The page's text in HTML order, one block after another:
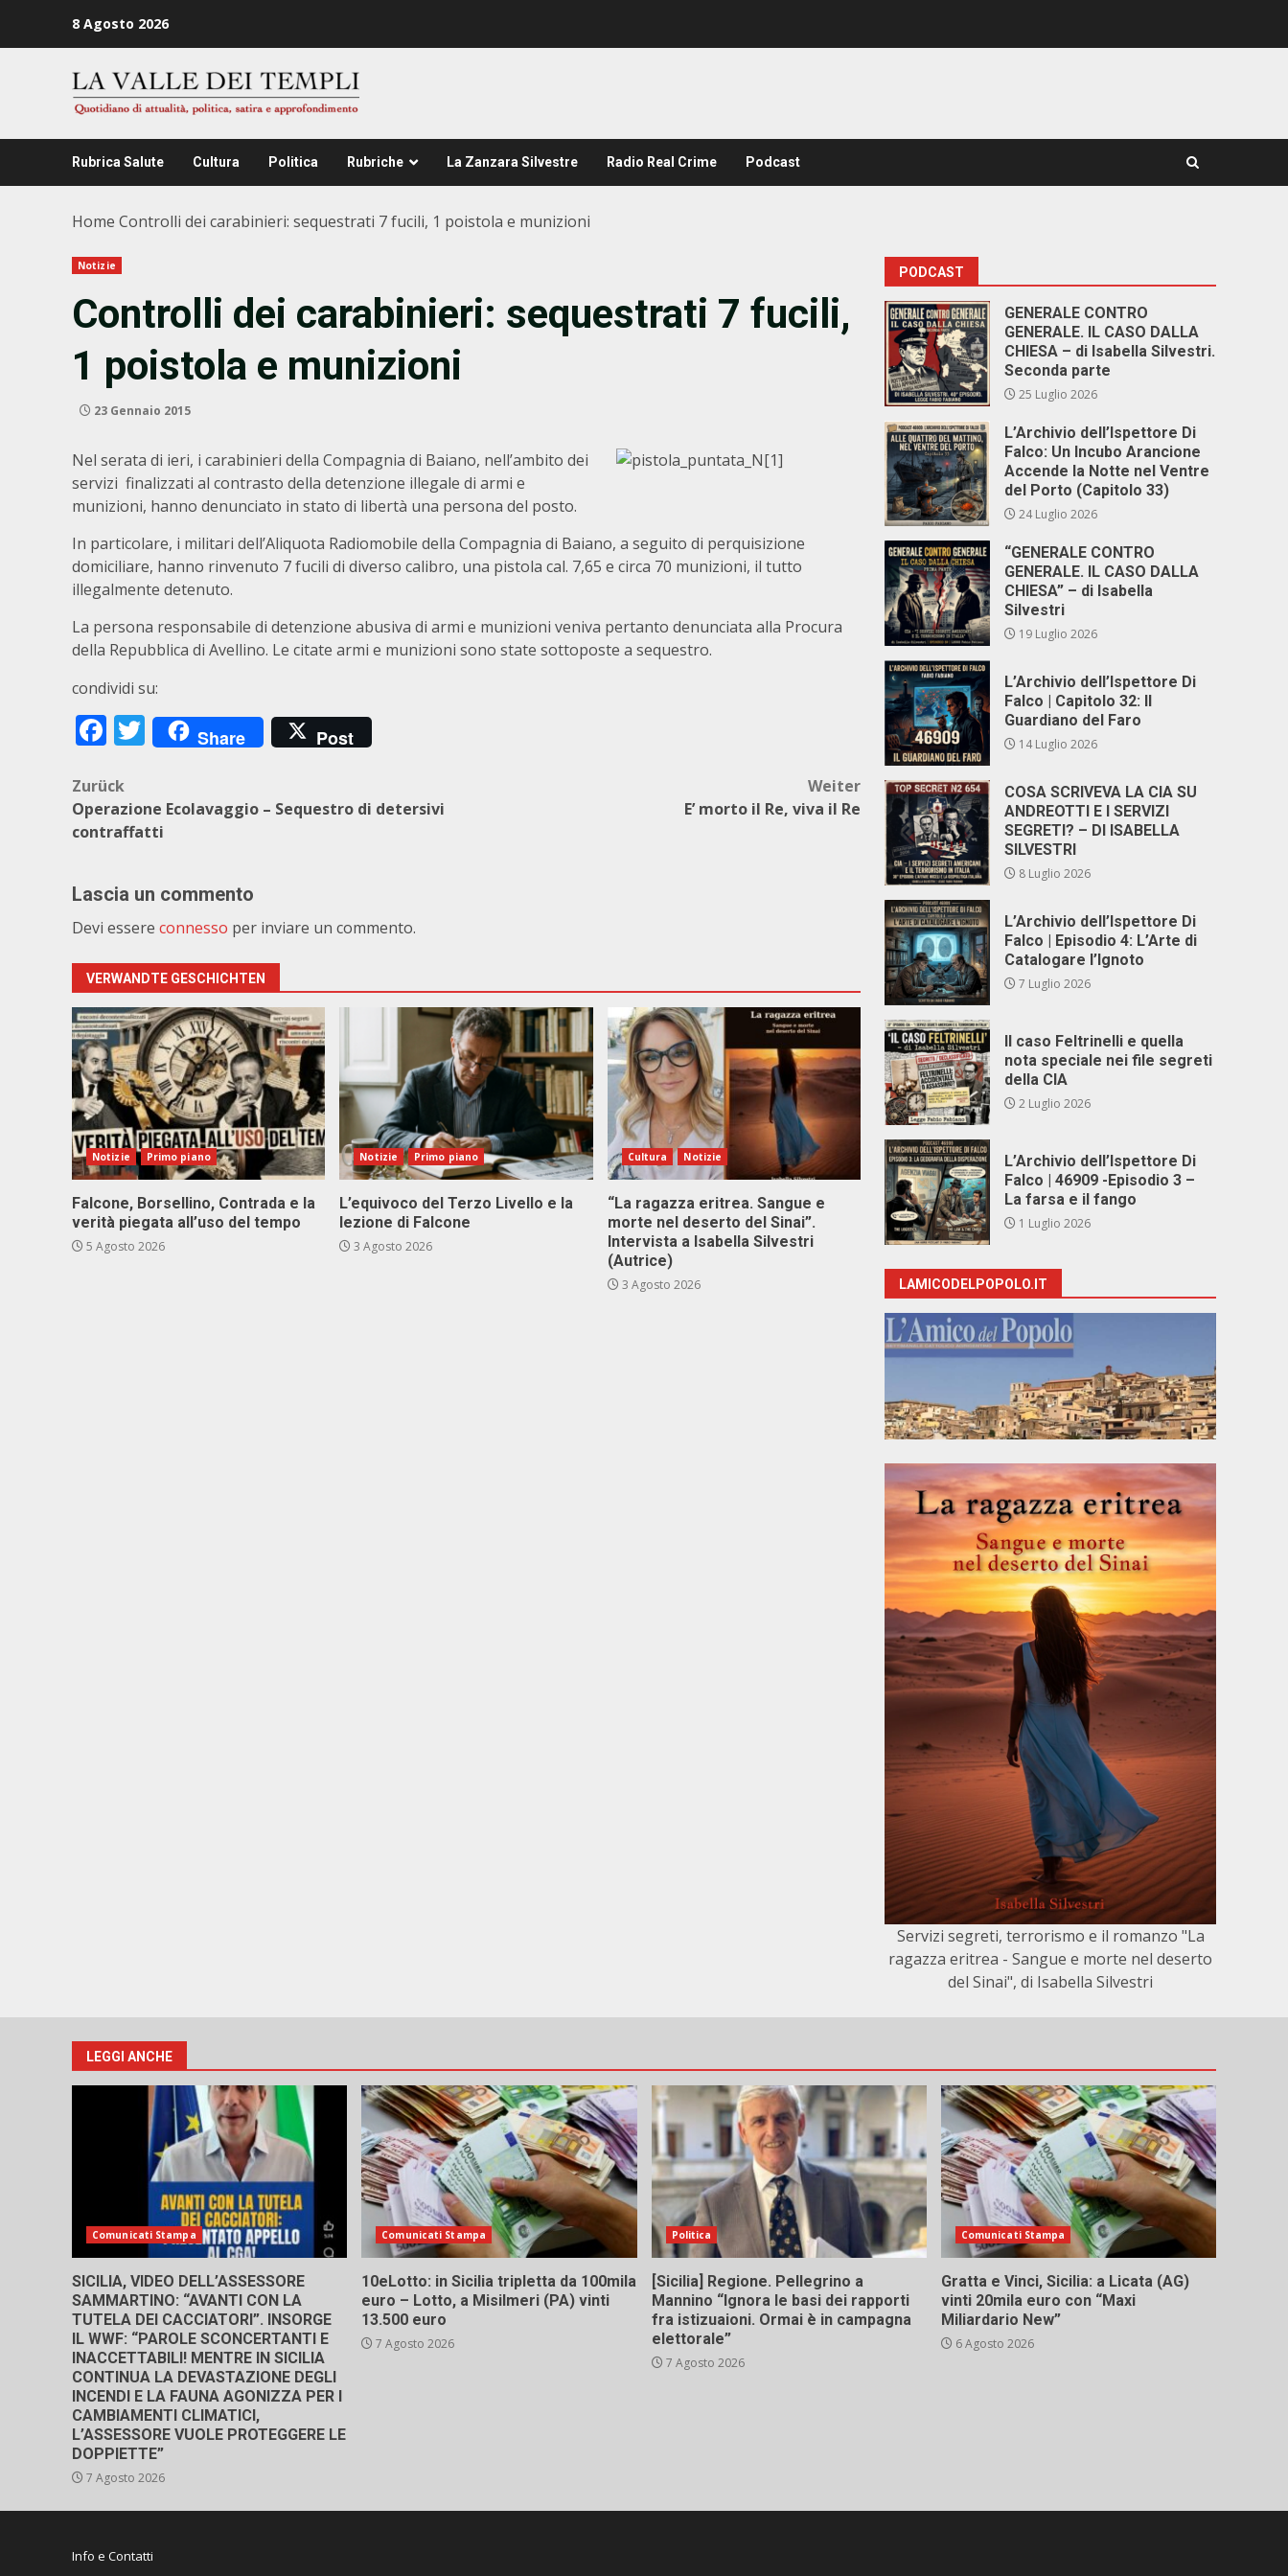
8 Agosto 2026
Rubrica Salute Cultura Politica Rubriche La Zanzara Silvestre Radio Real Crime Podcast
Home Controlli dei carabinieri: sequestrati 7 fucili, 1 poistola e munizioni
Notizie
Controlli dei carabinieri: sequestrati 7 fucili,
1 poistola e munizioni
23 Gennaio 2015
Nel serata di ieri, i carabinieri della Compagnia di Baiano, nell’ambito dei
servizi finalizzati al contrasto della detenzione illegale di armi e
munizioni, hanno denunciato in stato di libertà una persona del posto.
In particolare, i militari dell’Aliquota Radiomobile della Compagnia di Baiano, a seguito di perquisizione
domiciliare, hanno rinvenuto 7 fucili di diverso calibro, una pistola cal. 7,65 e circa 70 munizioni, il tutto
illegalmente detenuto.
La persona responsabile di detenzione abusiva di armi e munizioni veniva pertanto denunciata alla Procura
della Repubblica di Avellino. Le citate armi e munizioni sono state sottoposte a sequestro.
condividi su:
Facebook
Twitter
Share Post
Beitragsnavigation
Zurück
Operazione Ecolavaggio – Sequestro di detersivi
contraffatti
Weiter
E’ morto il Re, viva il Re
Lascia un commento
Devi essere connesso per inviare un commento.
VERWANDTE GESCHICHTEN
Notizie Primo piano
Falcone, Borsellino, Contrada e la
verità piegata all’uso del tempo
5 Agosto 2026
Notizie Primo piano
L’equivoco del Terzo Livello e la
lezione di Falcone
3 Agosto 2026
Cultura Notizie
“La ragazza eritrea. Sangue e
morte nel deserto del Sinai”.
Intervista a Isabella Silvestri
(Autrice)
3 Agosto 2026
PODCAST
GENERALE CONTRO
GENERALE. IL CASO DALLA
CHIESA – di Isabella Silvestri.
Seconda parte
25 Luglio 2026
L’Archivio dell’Ispettore Di
Falco: Un Incubo Arancione
Accende la Notte nel Ventre
del Porto (Capitolo 33)
24 Luglio 2026
“GENERALE CONTRO
GENERALE. IL CASO DALLA
CHIESA” – di Isabella
Silvestri
19 Luglio 2026
L’Archivio dell’Ispettore Di
Falco | Capitolo 32: Il
Guardiano del Faro
14 Luglio 2026
COSA SCRIVEVA LA CIA SU
ANDREOTTI E I SERVIZI
SEGRETI? – DI ISABELLA
SILVESTRI
8 Luglio 2026
L’Archivio dell’Ispettore Di
Falco | Episodio 4: L’Arte di
Catalogare l’Ignoto
7 Luglio 2026
Il caso Feltrinelli e quella
nota speciale nei file segreti
della CIA
2 Luglio 2026
L’Archivio dell’Ispettore Di
Falco | 46909 -Episodio 3 –
La farsa e il fango
1 Luglio 2026
LAMICODELPOPOLO.IT
Servizi segreti, terrorismo e il romanzo "La
ragazza eritrea - Sangue e morte nel deserto
del Sinai", di Isabella Silvestri
LEGGI ANCHE
Comunicati Stampa
SICILIA, VIDEO DELL’ASSESSORE
SAMMARTINO: “AVANTI CON LA
TUTELA DEI CACCIATORI”. INSORGE
IL WWF: “PAROLE SCONCERTANTI E
INACCETTABILI! MENTRE IN SICILIA
CONTINUA LA DEVASTAZIONE DEGLI
INCENDI E LA FAUNA AGONIZZA PER I
CAMBIAMENTI CLIMATICI,
L’ASSESSORE VUOLE PROTEGGERE LE
DOPPIETTE”
7 Agosto 2026
Comunicati Stampa
10eLotto: in Sicilia tripletta da 100mila
euro – Lotto, a Misilmeri (PA) vinti
13.500 euro
7 Agosto 2026
Politica
[Sicilia] Regione. Pellegrino a
Mannino “Ignora le basi dei rapporti
fra istizuaioni. Ormai è in campagna
elettorale”
7 Agosto 2026
Comunicati Stampa
Gratta e Vinci, Sicilia: a Licata (AG)
vinti 20mila euro con “Maxi
Miliardario New”
6 Agosto 2026
Info e Contatti